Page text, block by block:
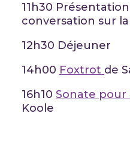
11h30
conversation sur
12h30 Déjeuner
14h00 Foxtrot de
16h10 Sonate pour
Koole